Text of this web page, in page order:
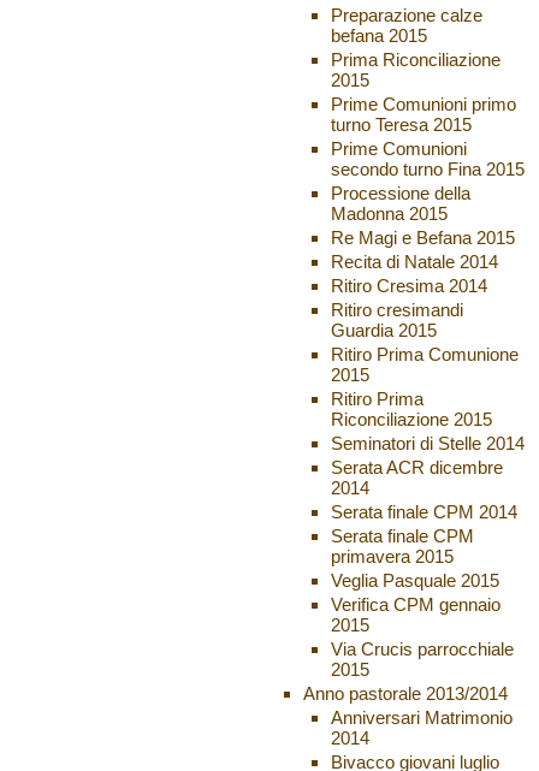
Preparazione calze
befana 2015
Prima Riconciliazione
2015
Prime Comunioni primo
turno Teresa 2015
Prime Comunioni
secondo turno Fina 2015
Processione della
Madonna 2015
Re Magi e Befana 2015
Recita di Natale 2014
Ritiro Cresima 2014
Ritiro cresimandi
Guardia 2015
Ritiro Prima Comunione
2015
Ritiro Prima
Riconciliazione 2015
Seminatori di Stelle 2014
Serata ACR dicembre
2014
Serata finale CPM 2014
Serata finale CPM
primavera 2015
Veglia Pasquale 2015
Verifica CPM gennaio
2015
Via Crucis parrocchiale
2015
Anno pastorale 2013/2014
Anniversari Matrimonio
2014
Bivacco giovani luglio